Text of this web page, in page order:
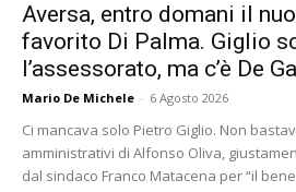
Aversa, entro domani il
favorito Di Palma. Giglio
l’assessorato, ma c’è De
Mario De Michele - 6 Agosto 2026
Ci mancava solo Pietro Giglio. Non
amministrativi di Alfonso Oliva,
dal sindaco Franco Matacena per “il